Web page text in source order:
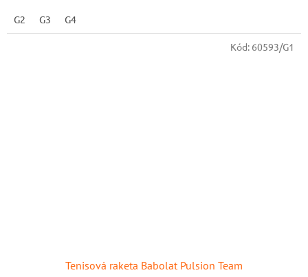
G2 G3 G4
Tenisová raketa Babolat Pulsion Team
Kód: 60593/G1